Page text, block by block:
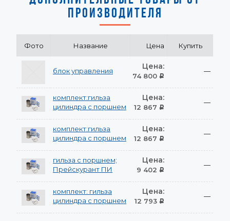
ПРОИЗВОДИТЕЛЯ
Фото Название Цена Купить
блок управления Цена:
74 800 Р
—
комплект:гильза
цилиндра с поршнем
Цена:
12 867 Р
—
комплект:гильза
цилиндра с поршнем
Цена:
12 867 Р
—
гильза с поршнем;
Прейскурант ПИ
Цена:
9 402 Р
—
комплект: гильза
цилиндра с поршнем
Цена:
12 793 Р
—